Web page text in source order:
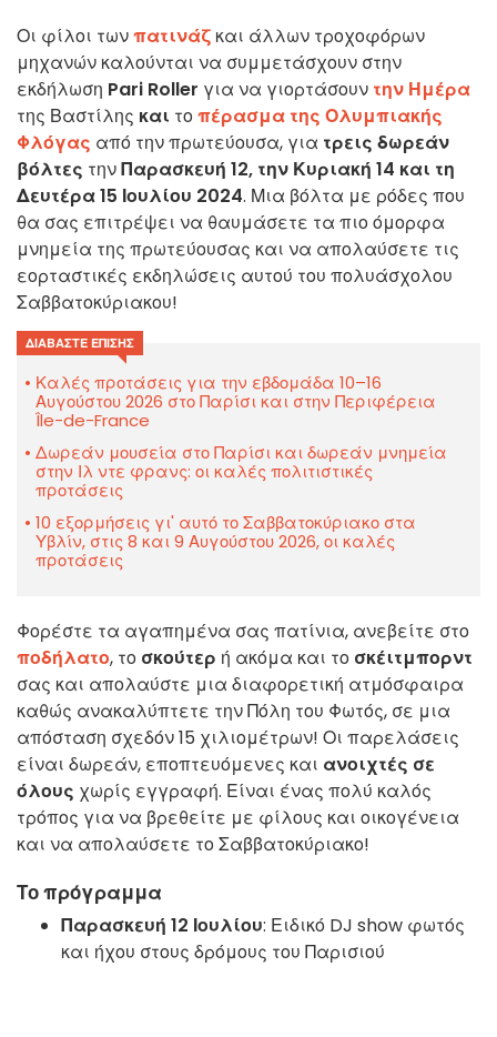
Οι φίλοι τωνπατινάζ και άλλων τροχοφόρων
μηχανών καλούνται να συμμετάσχουν στην
εκδήλωση Pari Roller για να γιορτάσουν την Ημέρα
της Βαστίλης και τοπέρασμα της Ολυμπιακής
Φλόγας από την πρωτεύουσα, για τρεις δωρεάν
βόλτες τηνΠαρασκευή 12, την Κυριακή 14 και τη
Δευτέρα 15 Ιουλίου 2024. Μια βόλτα με ρόδες που
θα σας επιτρέψει να θαυμάσετε τα πιο όμορφα
μνημεία της πρωτεύουσας και να απολαύσετε τις
εορταστικές εκδηλώσεις αυτού του πολυάσχολου
Σαββατοκύριακου!
ΔΙΑΒΆΣΤΕ ΕΠΊΣΗΣ
Καλές προτάσεις για την εβδομάδα 10–16
Αυγούστου 2026 στο Παρίσι και στην Περιφέρεια
Île-de-France
Δωρεάν μουσεία στο Παρίσι και δωρεάν μνημεία
στην Ιλ ντε φρανς: οι καλές πολιτιστικές
προτάσεις
10 εξορμήσεις γι' αυτό το Σαββατοκύριακο στα
Υβλίν, στις 8 και 9 Αυγούστου 2026, οι καλές
προτάσεις
Φορέστε τα αγαπημένα σας πατίνια, ανεβείτε στο
ποδήλατο, το σκούτερ ή ακόμα και το σκέιτμπορντ
σας και απολαύστε μια διαφορετική ατμόσφαιρα
καθώς ανακαλύπτετε την Πόλη του Φωτός, σε μια
απόσταση σχεδόν 15 χιλιομέτρων! Οι παρελάσεις
είναι δωρεάν, εποπτευόμενες και ανοιχτές σε
όλους χωρίς εγγραφή. Είναι ένας πολύ καλός
τρόπος για να βρεθείτε με φίλους και οικογένεια
και να απολαύσετε το Σαββατοκύριακο!
Το πρόγραμμα
Παρασκευή 12 Ιουλίου: Ειδικό DJ show φωτός
και ήχου στους δρόμους του Παρισιού